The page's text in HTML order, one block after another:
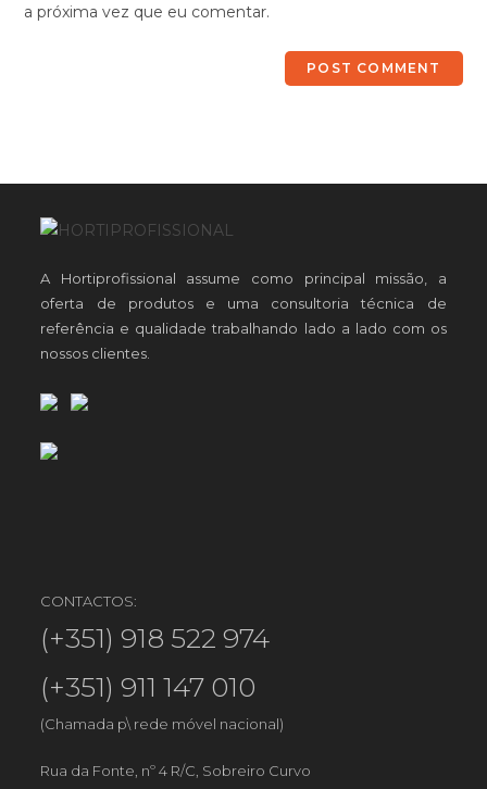
a próxima vez que eu comentar.
A Hortiprofissional assume como principal missão, a
oferta de produtos e uma consultoria técnica de
referência e qualidade trabalhando lado a lado com os
nossos clientes.
CONTACTOS:
(+351) 918 522 974
(+351) 911 147 010
(Chamada p\ rede móvel nacional)
Rua da Fonte, nº 4 R/C, Sobreiro Curvo